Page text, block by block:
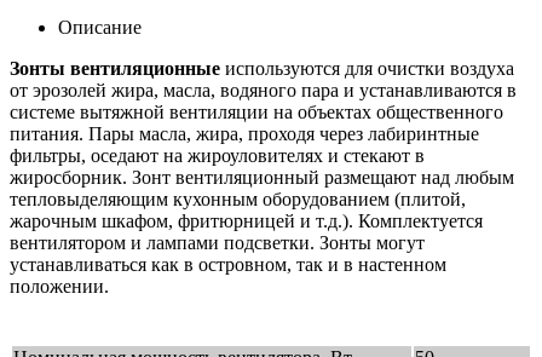
Описание
Зонты вентиляционные используются для очистки воздуха
от эрозолей жира, масла, водяного пара и устанавливаются в
системе вытяжной вентиляции на объектах общественного
питания. Пары масла, жира, проходя через лабиринтные
фильтры, оседают на жироуловителях и стекают в
жиросборник. Зонт вентиляционный размещают над любым
тепловыделяющим кухонным оборудованием (плитой,
жарочным шкафом, фритюрницей и т.д.). Комплектуется
вентилятором и лампами подсветки. Зонты могут
устанавливаться как в островном, так и в настенном
положении.